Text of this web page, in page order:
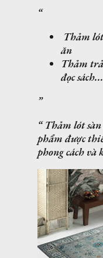
Thảm
ăn
Thảm
đọc sách...
Thảm lót sàn
phẩm được
phong cách và